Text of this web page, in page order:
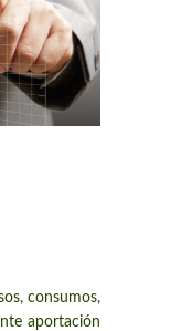
consumos,
aportación